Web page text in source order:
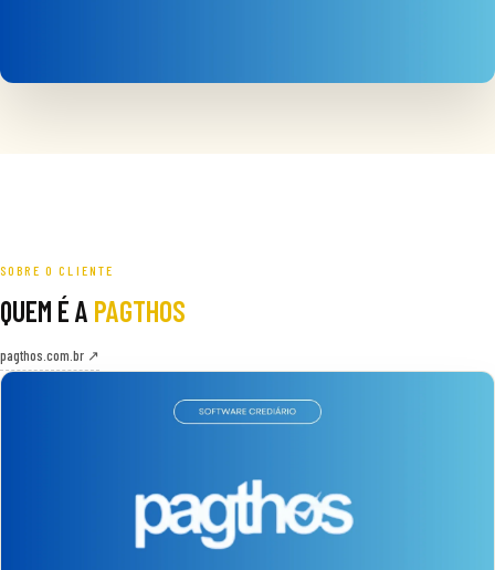
SOBRE O CLIENTE
QUEM É A PAGTHOS
pagthos.com.br ↗